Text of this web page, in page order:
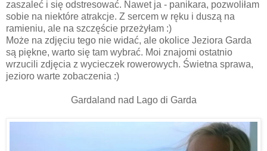
zaszaleć i się odstresować. Nawet ja - panikara, pozwoliłam
sobie na niektóre atrakcje. Z sercem w ręku i duszą na
ramieniu, ale na szczęście przeżyłam :)
Może na zdjęciu tego nie widać, ale okolice Jeziora Garda
są piękne, warto się tam wybrać. Moi znajomi ostatnio
wrzucili zdjęcia z wycieczek rowerowych. Świetna sprawa,
jezioro warte zobaczenia :)
Gardaland nad Lago di Garda